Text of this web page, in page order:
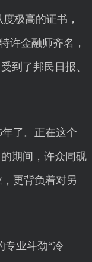
极高的证书，
许金融师齐名，
到了邦民日报、
了。正在这个
期间，许众同砚
更背负着对另
业斗劲“冷